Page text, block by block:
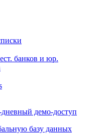
банков и юр.
дневный демо-доступ
базу данных